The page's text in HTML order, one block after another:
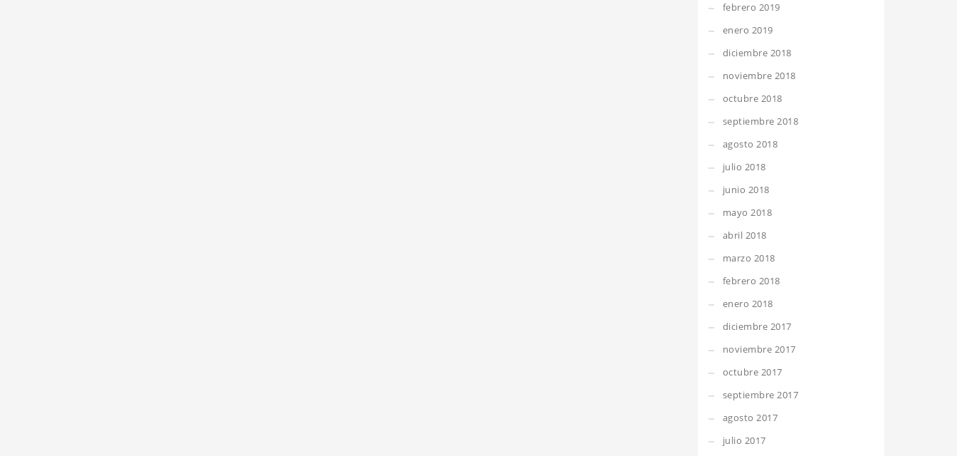
febrero 2019
enero 2019
diciembre 2018
noviembre 2018
octubre 2018
septiembre 2018
agosto 2018
julio 2018
junio 2018
mayo 2018
abril 2018
marzo 2018
febrero 2018
enero 2018
diciembre 2017
noviembre 2017
octubre 2017
septiembre 2017
agosto 2017
julio 2017